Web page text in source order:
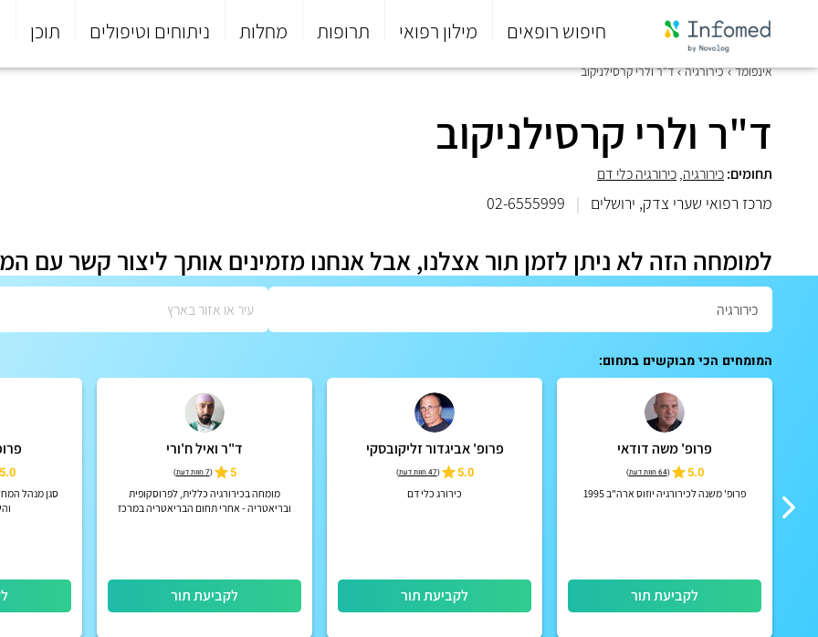
חיפוש רופאים מילון רפואי תרופות מחלות ניתוחים וטיפולים תוכן
סוף
התפריט
אינפומד כירורגיה ד"ר ולרי קרסילניקוב
ד"ר ולרי קרסילניקוב
תחומים:כירורגיה,כירורגיה כלי דם
מרכז רפואי שערי צדק, ירושלים |
02-6555999
למומחה הזה לא ניתן לזמן תור אצלנו, אבל אנחנו מזמינים אותך ליצור קשר עם
המומחים הכי מבוקשים בתחום:
פרופ' משה דודאי
5.0
(64 חוות דעת )
פרופ' משנה לכירורגיה יוזוס ארה"ב 1995
לקביעת תור
פרופ' אביגדור זליקובסקי
5.0
(47 חוות דעת )
כירורג כלי דם
לקביעת תור
ד"ר ואיל ח'ורי
5
(7 חוות דעת )
מומחה בכירורגיה כללית, לפרוסקופית
ובריאטריה - אחרי תחום הבריאטריה במרכז
לקביעת תור
5.0
סגן מנהל